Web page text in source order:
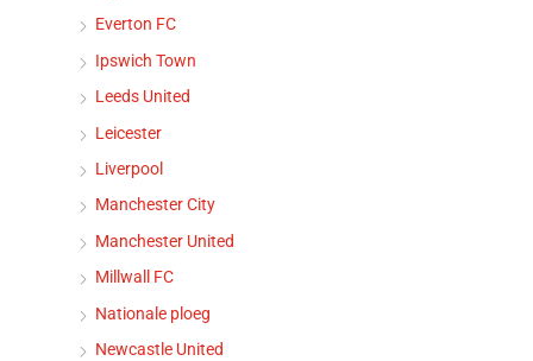
Everton FC
Ipswich Town
Leeds United
Leicester
Liverpool
Manchester City
Manchester United
Millwall FC
Nationale ploeg
Newcastle United